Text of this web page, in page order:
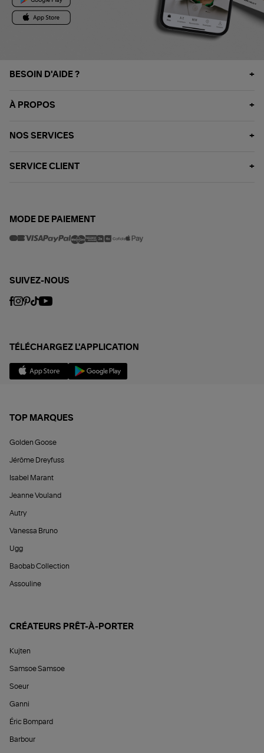
BESOIN D'AIDE ?
À PROPOS
NOS SERVICES
SERVICE CLIENT
MODE DE PAIEMENT
SUIVEZ-NOUS
TÉLÉCHARGEZ L'APPLICATION
TOP MARQUES
Golden Goose
Jérôme Dreyfuss
Isabel Marant
Jeanne Vouland
Autry
Vanessa Bruno
Ugg
Baobab Collection
Assouline
CRÉATEURS PRÊT-À-PORTER
Kujten
Samsoe Samsoe
Soeur
Ganni
Éric Bompard
Barbour